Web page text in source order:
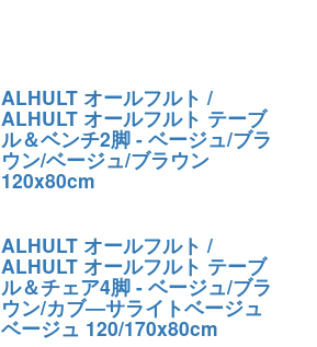
ALHULT オールフルト /
ALHULT オールフルト テーブ
ル＆ベンチ2脚 - ベージュ/ブラ
ウン/ベージュ/ブラウン
120x80cm
ALHULT オールフルト /
ALHULT オールフルト テーブ
ル＆チェア4脚 - ベージュ/ブラ
ウン/カブ―サライトベージュ
ベージュ 120/170x80cm